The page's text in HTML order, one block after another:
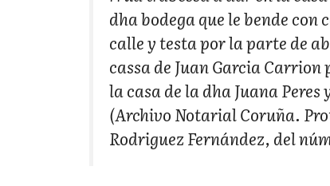
dha bodega que le bende con
calle y testa por la parte de
cassa de Juan Garcia
la casa de la dha Juana
(Archivo Notarial Coruña.
Rodriguez Fernández, del